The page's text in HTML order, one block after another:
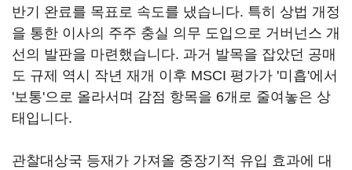
반기 완료를 목표로 속도를 냈습니다. 특히 상법 개정
을 통한 이사의 주주 충실 의무 도입으로 거버넌스 개
선의 발판을 마련했습니다. 과거 발목을 잡았던 공매
도 규제 역시 작년 재개 이후 MSCI 평가가 '미흡'에서
'보통'으로 올라서며 감점 항목을 6개로 줄여놓은 상
태입니다.
관찰대상국 등재가 가져올 중장기적 유입 효과에 대